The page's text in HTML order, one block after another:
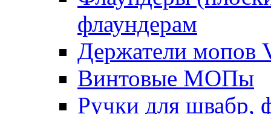
флаундерам
Держатели мопов
Винтовые МОПы
Ручки для швабр,